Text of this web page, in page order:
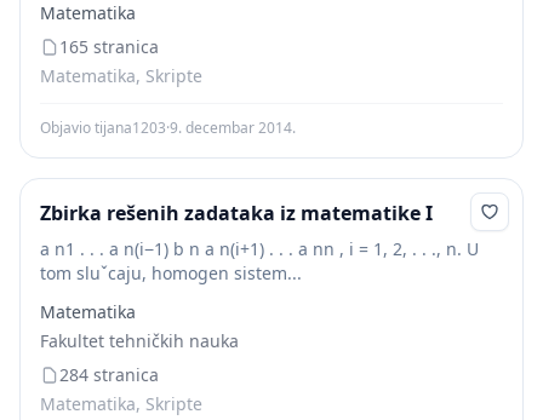
Lagranžova metoda varijacije konstanti....
Matematika
165 stranica
Matematika, Skripte
Objavio tijana1203·9. decembar 2014.
Zbirka rešenih zadataka iz matematike I
a n1 . . . a n(i−1) b n a n(i+1) . . . a nn , i = 1, 2, . . ., n. U
tom sluˇcaju, homogen sistem...
Matematika
Fakultet tehničkih nauka
284 stranica
Matematika, Skripte